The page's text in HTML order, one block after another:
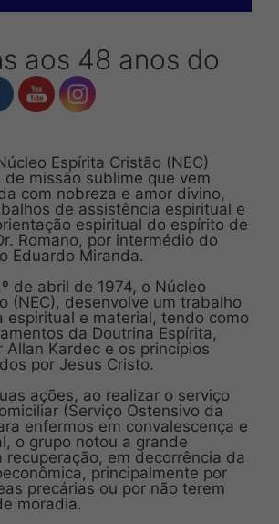
aos 48 anos do
Espírita Cristão (NEC)
de missão sublime que vem
com nobreza e amor divino,
de assistência espiritual e
espiritual do espírito de
Romano, por intermédio do
Eduardo Miranda.
de abril de 1974, o Núcleo
(NEC), desenvolve um trabalho
espiritual e material, tendo como
da Doutrina Espírita,
Allan Kardec e os princípios
por Jesus Cristo.
ações, ao realizar o serviço
(Serviço Ostensivo da
enfermos em convalescença e
o grupo notou a grande
recuperação, em decorrência da
principalmente por
precárias ou por não terem
moradia.